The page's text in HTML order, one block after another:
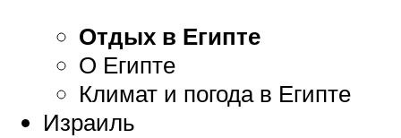
Отдых в Египте
О Египте
Климат и погода в Египте
Израиль